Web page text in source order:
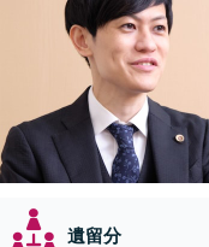
遺留分